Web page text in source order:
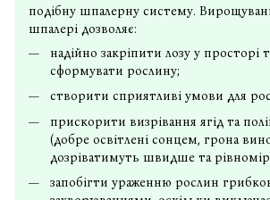
подібну шпалерну систему.
шпалері дозволяє:
надійно закріпити лозу у просторі
сформувати рослину;
створити сприятливі умови для
прискорити визрівання ягід та
(добре освітлені сонцем, грона
дозріватимуть швидше та
запобігти ураженню рослин